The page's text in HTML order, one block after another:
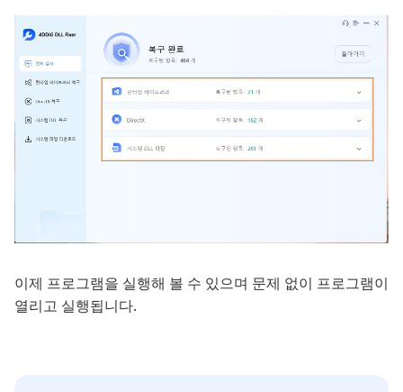
이제 프로그램을 실행해 볼 수 있으며 문제 없이 프로그램이
열리고 실행됩니다.